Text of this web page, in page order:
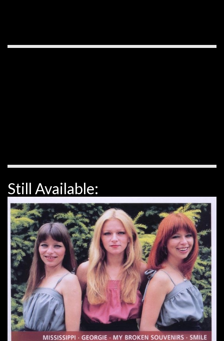
Still Available: